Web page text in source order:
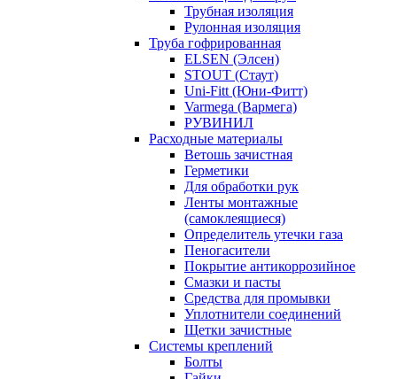
Трубная изоляция
Рулонная изоляция
Труба гофрированная
ELSEN (Элсен)
STOUT (Стаут)
Uni-Fitt (Юни-Фитт)
Varmega (Вармега)
РУВИНИЛ
Расходные материалы
Ветошь зачистная
Герметики
Для обработки рук
Ленты монтажные
(самоклеящиеся)
Определитель утечки газа
Пеногасители
Покрытие антикоррозийное
Смазки и пасты
Средства для промывки
Уплотнители соединений
Щетки зачистные
Системы креплений
Болты